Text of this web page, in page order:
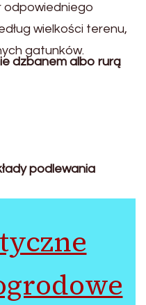
odpowiedniego
wielkości terenu,
gatunków.
dzbanem albo rurą
podlewania